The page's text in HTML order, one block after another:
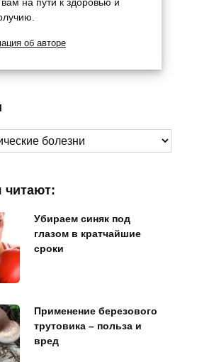
на пути к здоровью и
об авторе
читают:
Убираем синяк под
глазом в кратчайшие
сроки
Применение березового
трутовика – польза и
вред